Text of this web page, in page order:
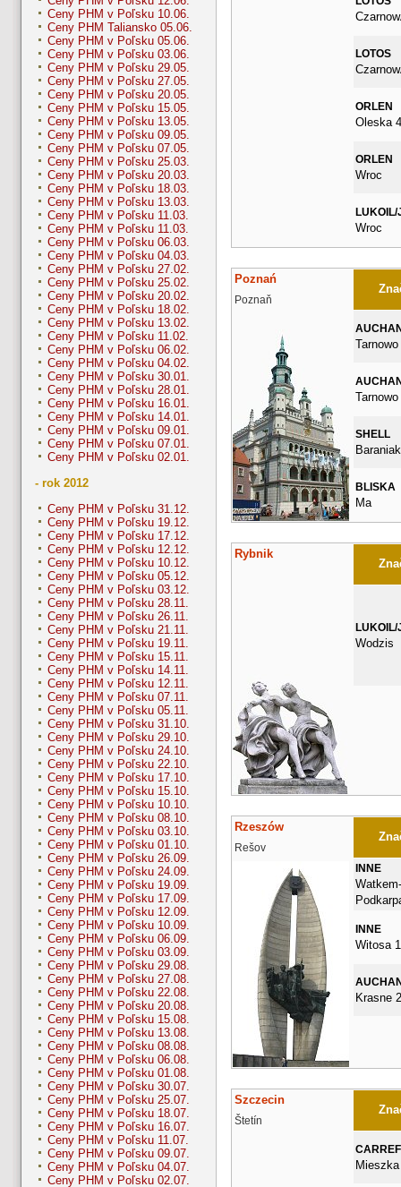
Ceny PHM v Poľsku 10.06.
Ceny PHM Taliansko 05.06.
Ceny PHM v Poľsku 05.06.
Ceny PHM v Poľsku 03.06.
Ceny PHM v Poľsku 29.05.
Ceny PHM v Poľsku 27.05.
Ceny PHM v Poľsku 20.05.
Ceny PHM v Poľsku 15.05.
Ceny PHM v Poľsku 13.05.
Ceny PHM v Poľsku 09.05.
Ceny PHM v Poľsku 07.05.
Ceny PHM v Poľsku 25.03.
Ceny PHM v Poľsku 20.03.
Ceny PHM v Poľsku 18.03.
Ceny PHM v Poľsku 13.03.
Ceny PHM v Poľsku 11.03.
Ceny PHM v Poľsku 11.03.
Ceny PHM v Poľsku 06.03.
Ceny PHM v Poľsku 04.03.
Ceny PHM v Poľsku 27.02.
Ceny PHM v Poľsku 25.02.
Ceny PHM v Poľsku 20.02.
Ceny PHM v Poľsku 18.02.
Ceny PHM v Poľsku 13.02.
Ceny PHM v Poľsku 11.02.
Ceny PHM v Poľsku 06.02.
Ceny PHM v Poľsku 04.02.
Ceny PHM v Poľsku 30.01.
Ceny PHM v Poľsku 28.01.
Ceny PHM v Poľsku 16.01.
Ceny PHM v Poľsku 14.01.
Ceny PHM v Poľsku 09.01.
Ceny PHM v Poľsku 07.01.
Ceny PHM v Poľsku 02.01.
- rok 2012
Ceny PHM v Poľsku 31.12.
Ceny PHM v Poľsku 19.12.
Ceny PHM v Poľsku 17.12.
Ceny PHM v Poľsku 12.12.
Ceny PHM v Poľsku 10.12.
Ceny PHM v Poľsku 05.12.
Ceny PHM v Poľsku 03.12.
Ceny PHM v Poľsku 28.11.
Ceny PHM v Poľsku 26.11.
Ceny PHM v Poľsku 21.11.
Ceny PHM v Poľsku 19.11.
Ceny PHM v Poľsku 15.11.
Ceny PHM v Poľsku 14.11.
Ceny PHM v Poľsku 12.11.
Ceny PHM v Poľsku 07.11.
Ceny PHM v Poľsku 05.11.
Ceny PHM v Poľsku 31.10.
Ceny PHM v Poľsku 29.10.
Ceny PHM v Poľsku 24.10.
Ceny PHM v Poľsku 22.10.
Ceny PHM v Poľsku 17.10.
Ceny PHM v Poľsku 15.10.
Ceny PHM v Poľsku 10.10.
Ceny PHM v Poľsku 08.10.
Ceny PHM v Poľsku 03.10.
Ceny PHM v Poľsku 01.10.
Ceny PHM v Poľsku 26.09.
Ceny PHM v Poľsku 24.09.
Ceny PHM v Poľsku 19.09.
Ceny PHM v Poľsku 17.09.
Ceny PHM v Poľsku 12.09.
Ceny PHM v Poľsku 10.09.
Ceny PHM v Poľsku 06.09.
Ceny PHM v Poľsku 03.09.
Ceny PHM v Poľsku 29.08.
Ceny PHM v Poľsku 27.08.
Ceny PHM v Poľsku 22.08.
Ceny PHM v Poľsku 20.08.
Ceny PHM v Poľsku 15.08.
Ceny PHM v Poľsku 13.08.
Ceny PHM v Poľsku 08.08.
Ceny PHM v Poľsku 06.08.
Ceny PHM v Poľsku 01.08.
Ceny PHM v Poľsku 30.07.
Ceny PHM v Poľsku 25.07.
Ceny PHM v Poľsku 18.07.
Ceny PHM v Poľsku 16.07.
Ceny PHM v Poľsku 11.07.
Ceny PHM v Poľsku 09.07.
Ceny PHM v Poľsku 04.07.
Ceny PHM v Poľsku 02.07.
LOTOS
ORLEN
Oleska
ORLEN
Wroc
LUKOIL/
Wroc
Poznań
Poznaň
SHELL
BLISKA
Ma
Rybnik
LUKOIL/
Wodzis
Rzeszów
Rešov
INNE
INNE
Witosa
Krasne
Szczecin
Štetín